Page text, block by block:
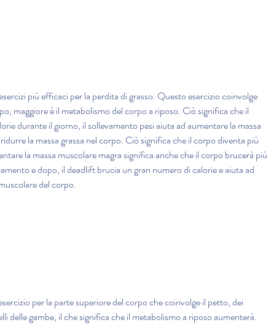
più efficaci per la perdita di grasso. Questo esercizio coinvolge
maggiore è il metabolismo del corpo a riposo. Ciò significa che il
durante il giorno, il sollevamento pesi aiuta ad aumentare la massa
la massa grassa nel corpo. Ciò significa che il corpo diventa più
la massa muscolare magra significa anche che il corpo brucerà più
e dopo, il deadlift brucia un gran numero di calorie e aiuta ad
del corpo.
per la parte superiore del corpo che coinvolge il petto, dei
delle gambe, il che significa che il metabolismo a riposo aumenterà.